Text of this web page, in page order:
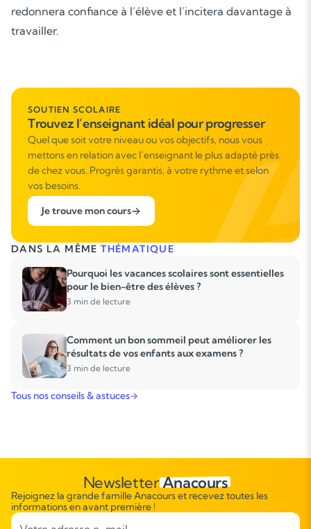
redonnera confiance à l’élève et l’incitera davantage à
travailler.
SOUTIEN SCOLAIRE
Trouvez l’enseignant idéal pour progresser
Quel que soit votre niveau ou vos objectifs, nous vous
mettons en relation avec l’enseignant le plus adapté près
de chez vous. Progrès garantis, à votre rythme et selon
vos besoins.
Je trouve mon cours
DANS LA MÊMETHÉMATIQUE
Pourquoi les vacances scolaires sont essentielles
pour le bien-être des élèves ?
3 min de lecture
Comment un bon sommeil peut améliorer les
résultats de vos enfants aux examens ?
3 min de lecture
Tous nos conseils & astuces
NewsletterAnacours
Rejoignez la grande famille Anacours et recevez toutes les
informations en avant première !